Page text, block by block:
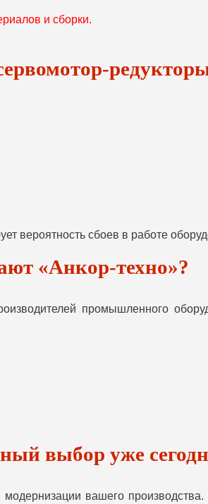
и сборки.
вероятность сбоев в работе
«Анкор-техно»?
промышленного
выбор уже
вашего